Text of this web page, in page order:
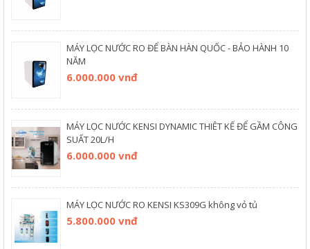
MÁY LỌC NƯỚC RO ĐỂ BÀN HÀN QUỐC - BẢO HÀNH 10
NĂM
6.000.000 vnđ
MÁY LỌC NƯỚC KENSI DYNAMIC THIÊT KẾ ĐỂ GẦM CÔNG
SUẤT 20L/H
6.000.000 vnđ
MÁY LỌC NƯỚC RO KENSI KS309G không vỏ tủ
5.800.000 vnđ